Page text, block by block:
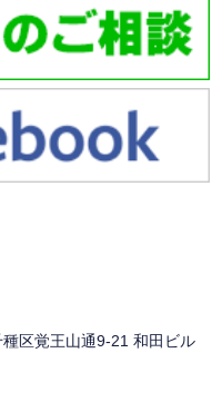
区覚王山通9-21 和田ビル